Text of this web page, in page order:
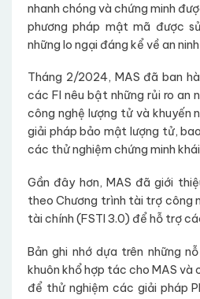
nhanh chóng và chứng minh
phương pháp mật mã được
những lo ngại đáng kể về an
Tháng 2/2024, MAS đã ban
các FI nêu bật những rủi ro an
công nghệ lượng tử và khuyến
giải pháp bảo mật lượng tử,
các thử nghiệm chứng minh
Gần đây hơn, MAS đã giới
theo Chương trình tài trợ công
tài chính (FSTI 3.0) để hỗ trợ
Bản ghi nhớ dựa trên những
khuôn khổ hợp tác cho MAS và
để thử nghiệm các giải pháp